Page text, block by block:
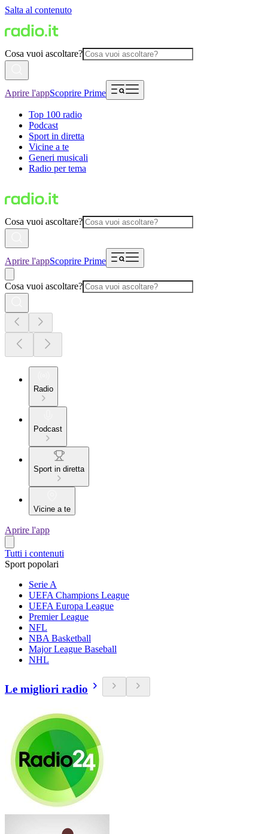
Salta al contenuto
Cosa vuoi ascoltare?
Aprire l'appScoprire Prime
Top 100 radio
Podcast
Sport in diretta
Vicine a te
Generi musicali
Radio per tema
Cosa vuoi ascoltare?
Aprire l'appScoprire Prime
Cosa vuoi ascoltare?
Radio
Podcast
Sport in diretta
Vicine a te
Aprire l'app
Tutti i contenuti
Sport popolari
Serie A
UEFA Champions League
UEFA Europa League
Premier League
NFL
NBA Basketball
Major League Baseball
NHL
Le migliori radio